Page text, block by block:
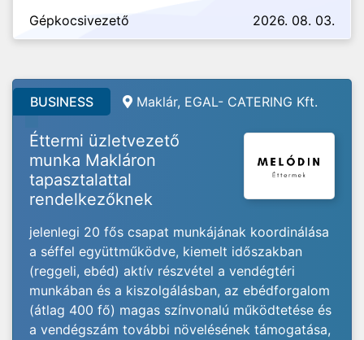
Gépkocsivezető 2026. 08. 03.
BUSINESS Maklár, EGAL- CATERING Kft.
Éttermi üzletvezető
munka Makláron
tapasztalattal
rendelkezőknek
jelenlegi 20 fős csapat munkájának koordinálása
a séffel együttműködve, kiemelt időszakban
(reggeli, ebéd) aktív részvétel a vendégtéri
munkában és a kiszolgálásban, az ebédforgalom
(átlag 400 fő) magas színvonalú működtetése és
a vendégszám további növelésének támogatása,